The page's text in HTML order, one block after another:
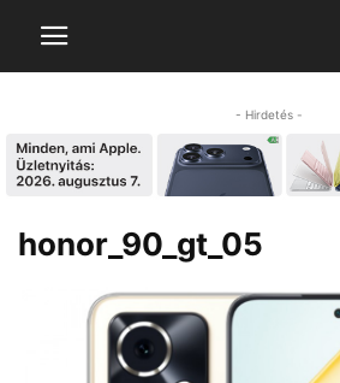
- Hirdetés -
honor_90_gt_05